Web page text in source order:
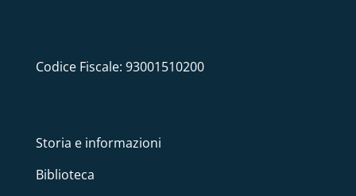
Codice Fiscale: 93001510200
Storia e informazioni
Biblioteca